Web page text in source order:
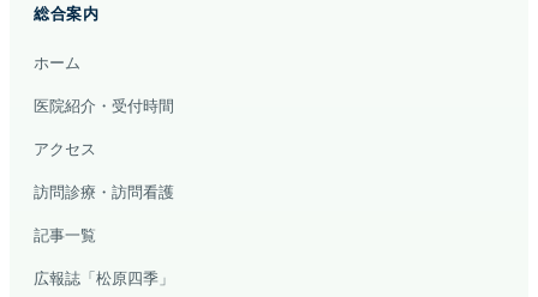
総合案内
ホーム
医院紹介・受付時間
アクセス
訪問診療・訪問看護
記事一覧
広報誌「松原四季」